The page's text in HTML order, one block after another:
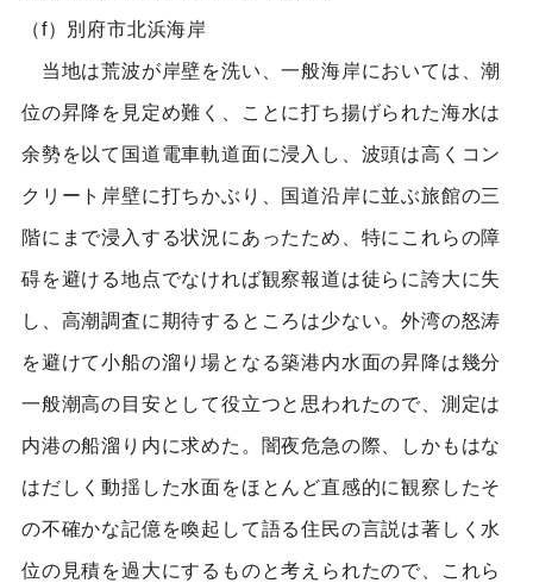
（f）別府市北浜海岸
当地は荒波が岸壁を洗い、一般海岸においては、潮
位の昇降を見定め難く、ことに打ち揚げられた海水は
余勢を以て国道電車軌道面に浸入し、波頭は高くコン
クリート岸壁に打ちかぶり、国道沿岸に並ぶ旅館の三
階にまで浸入する状況にあったため、特にこれらの障
碍を避ける地点でなければ観察報道は徒らに誇大に失
し、高潮調査に期待するところは少ない。外湾の怒涛
を避けて小船の溜り場となる築港内水面の昇降は幾分
一般潮高の目安として役立つと思われたので、測定は
内港の船溜り内に求めた。闇夜危急の際、しかもはな
はだしく動揺した水面をほとんど直感的に観察したそ
の不確かな記億を喚起して語る住民の言説は著しく水
位の見積を過大にするものと考えられたので、これら